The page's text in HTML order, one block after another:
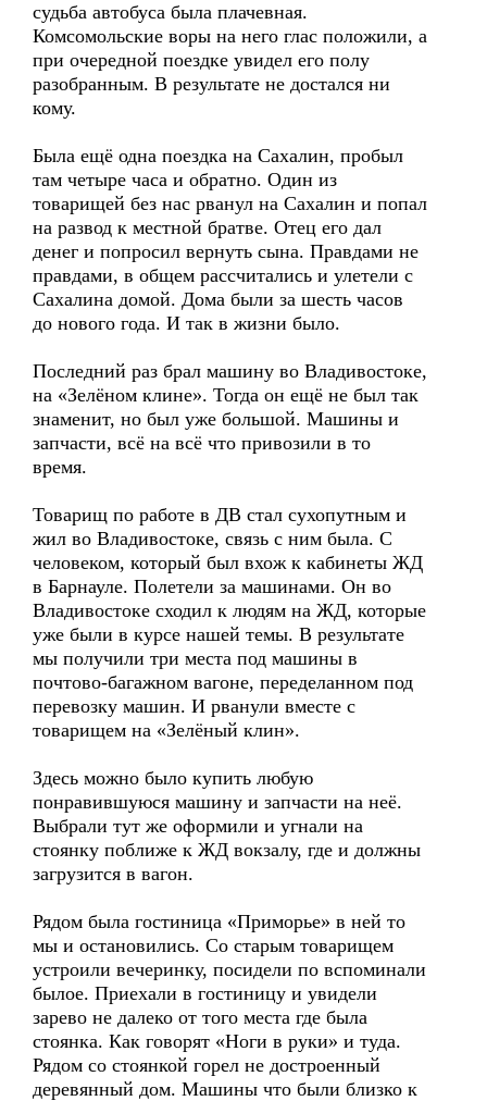
судьба автобуса была плачевная.
Комсомольские воры на него глас положили, а
при очередной поездке увидел его полу
разобранным. В результате не достался ни
кому.
Была ещё одна поездка на Сахалин, пробыл
там четыре часа и обратно. Один из
товарищей без нас рванул на Сахалин и попал
на развод к местной братве. Отец его дал
денег и попросил вернуть сына. Правдами не
правдами, в общем рассчитались и улетели с
Сахалина домой. Дома были за шесть часов
до нового года. И так в жизни было.
Последний раз брал машину во Владивостоке,
на «Зелёном клине». Тогда он ещё не был так
знаменит, но был уже большой. Машины и
запчасти, всё на всё что привозили в то
время.
Товарищ по работе в ДВ стал сухопутным и
жил во Владивостоке, связь с ним была. С
человеком, который был вхож к кабинеты ЖД
в Барнауле. Полетели за машинами. Он во
Владивостоке сходил к людям на ЖД, которые
уже были в курсе нашей темы. В результате
мы получили три места под машины в
почтово-багажном вагоне, переделанном под
перевозку машин. И рванули вместе с
товарищем на «Зелёный клин».
Здесь можно было купить любую
понравившуюся машину и запчасти на неё.
Выбрали тут же оформили и угнали на
стоянку поближе к ЖД вокзалу, где и должны
загрузится в вагон.
Рядом была гостиница «Приморье» в ней то
мы и остановились. Со старым товарищем
устроили вечеринку, посидели по вспоминали
былое. Приехали в гостиницу и увидели
зарево не далеко от того места где была
стоянка. Как говорят «Ноги в руки» и туда.
Рядом со стоянкой горел не достроенный
деревянный дом. Машины что были близко к